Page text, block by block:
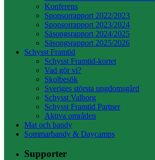
Konferens
Sponsorrapport 2022/2023
Sponsorrapport 2023/2024
Säsongsrapport 2024/2025
Säsongsrapport 2025/2026
Schysst Framtid
Schysst Framtid-kortet
Vad gör vi?
Skolbesök
Sveriges största ungdomsgård
Schysst Valborg
Schysst Framtid Partner
Aktiva områden
Mat och bandy
Sommarbandy & Daycamps
Supporter